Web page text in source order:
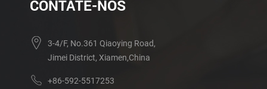
CONTATE-NOS
3-4/F, No.361 Qiaoying Road,
Jimei District, Xiamen,China
+86-592-5517253